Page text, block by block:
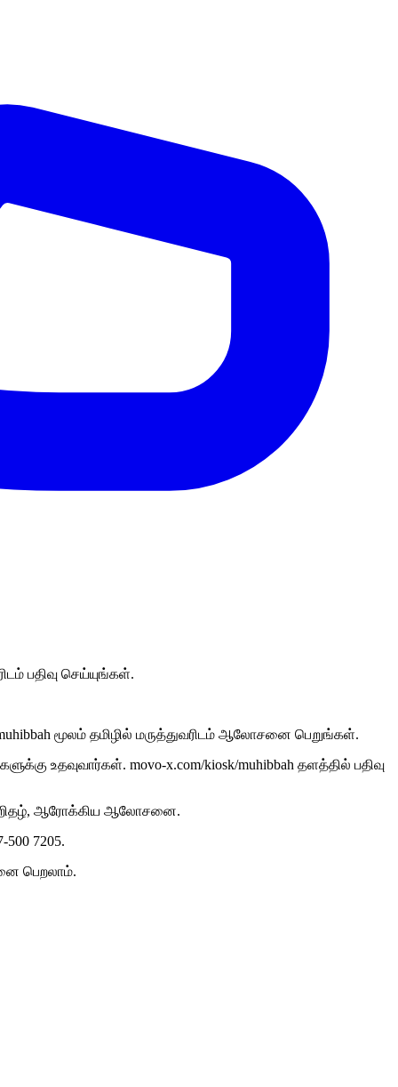
பதிவு செய்யுங்கள்.
மூலம் தமிழில் மருத்துவரிடம் ஆலோசனை பெறுங்கள்.
உதவுவார்கள். movo-x.com/kiosk/muhibbah தளத்தில் பதிவு
ஆரோக்கிய ஆலோசனை.
7205.
பெறலாம்.